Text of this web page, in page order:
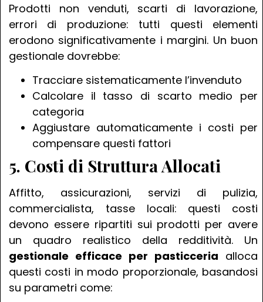
Prodotti non venduti, scarti di lavorazione,
errori di produzione: tutti questi elementi
erodono significativamente i margini. Un buon
gestionale dovrebbe:
Tracciare sistematicamente l’invenduto
Calcolare il tasso di scarto medio per
categoria
Aggiustare automaticamente i costi per
compensare questi fattori
5. Costi di Struttura Allocati
Affitto, assicurazioni, servizi di pulizia,
commercialista, tasse locali: questi costi
devono essere ripartiti sui prodotti per avere
un quadro realistico della redditività. Un
gestionale efficace per pasticceria alloca
questi costi in modo proporzionale, basandosi
su parametri come: